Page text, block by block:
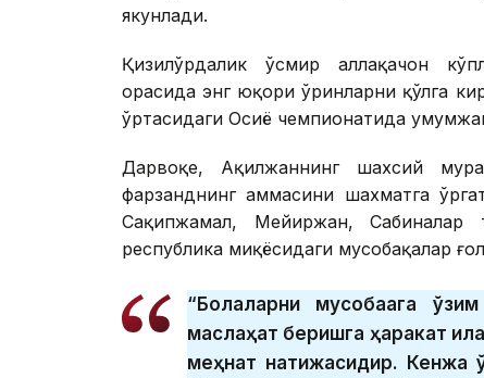
якунлади.
Қизилўрдалик ўсмир аллақачон
орасида энг юқори ўринларни қўлга
ўртасидаги Осиё чемпионатида
Дарвоқе, Ақилжаннинг шахсий
фарзанднинг ҳаммасини шахматга
Сақипжамал, Мейиржан, Сабиналар
республика миқёсидаги мусобақалар
“Болаларни мусобақага
маслаҳат беришга ҳаракат
меҳнат натижасидир. Кенжа